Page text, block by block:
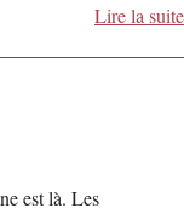
Lire la suite
est là. Les